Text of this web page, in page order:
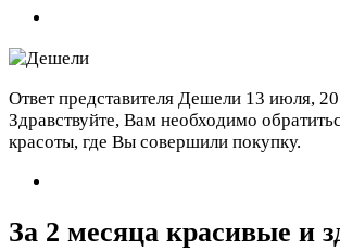
Ответ представителя Дешели 13 июля,
Здравствуйте, Вам необходимо
красоты, где Вы совершили покупку.
За 2 месяца красивые и